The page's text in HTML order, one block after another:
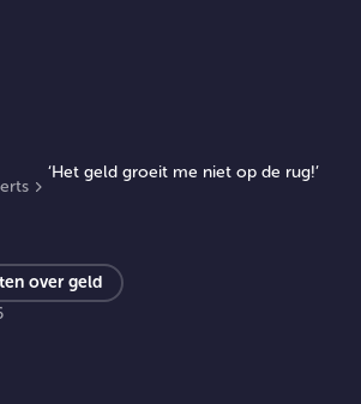
‘Het geld groeit me niet op de rug!’
over geld